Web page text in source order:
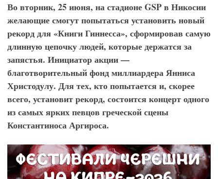
Во вторник, 25 июня, на стадионе GSPв Никосии
желающие смогут попытаться установить новый
рекорд для «Книги Гиннесса», сформировав самую
длинную цепочку людей, которые держатся за
запястья. Инициатор акции —
благотворительный фонд миллиардера Янниса
Христодулу. Для тех, кто попытается и, скорее
всего, установит рекорд, состоится концерт одного
из самых ярких певцов греческой сцены
Константиноса Аргироса.